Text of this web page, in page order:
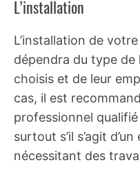
L’installation
L’installation de
dépendra du type de
choisis et de leur
cas, il est
professionnel
surtout s’il s’agit
nécessitant des